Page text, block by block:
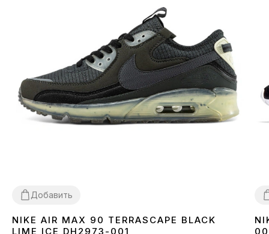
Добавить
3640 4142 434445
NIKE AIR MAX 90 TERRASCAPE BLACK
LIME ICE DH2973-001